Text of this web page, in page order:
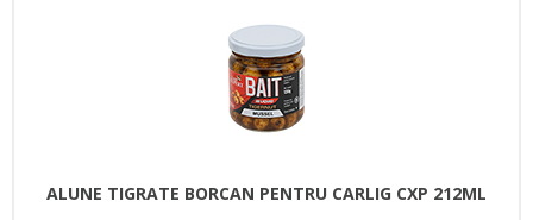
ALUNE TIGRATE BORCAN PENTRU CARLIG CXP 212ML